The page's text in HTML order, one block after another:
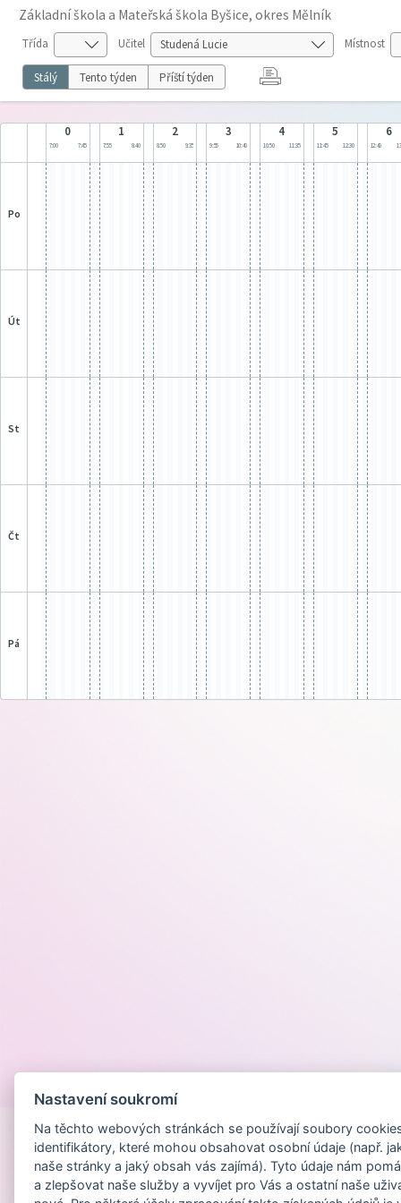
Základní škola a Mateřská škola Byšice, okres Mělník
Třída Učitel Místnost
Stálý Tento týden Příští týden
0
7:00 7:45
1
7:55 8:40
2
8:50 9:35
3
9:55 10:40
4
10:50 11:35
5
11:45 12:30
6
12:40
po
út
st
čt
pá
Nastavení soukromí
Na těchto webových stránkách se používají soubory
identifikátory, které mohou obsahovat osobní údaje (např.
naše stránky a jaký obsah vás zajímá). Tyto údaje nám
a zlepšovat naše služby a vyvíjet pro Vás a ostatní naše